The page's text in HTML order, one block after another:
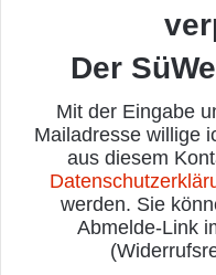
Der
Mit der Eingabe
Mailadresse willige
aus diesem
werden. Sie
Abmelde-Link